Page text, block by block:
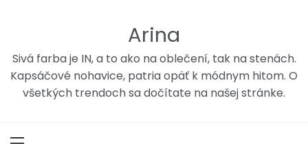
Arina
Sivá farba je IN, a to ako na oblečení, tak na stenách.
Kapsáčové nohavice, patria opäť k módnym hitom. O
všetkých trendoch sa dočítate na našej stránke.